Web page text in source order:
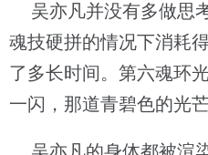
吴亦凡并没有多做思
魂技硬拼的情况下消耗
了多长时间。第六魂环
一闪，那道青碧色的光